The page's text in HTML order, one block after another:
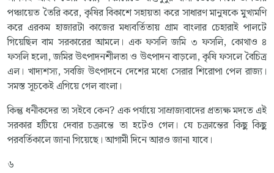
পঞ্চায়েত তৈরি করে, কৃষির বিকাশে সহায়তা করে সাধারণ মানুষকে মুখ্যমণি
করে এরকম হাজারটা কাজের মধ্যবর্তিতায় গ্রাম বাংলার চেহারাই পালটে
গিয়েছিল বাম সরকারের আমলে। এক ফসলি জমি ৩ ফসলি, কোথাও ৪
ফসলি হলো, জমির উৎপাদনশীলতা ও উৎপাদন বাড়লো, কৃষি ফসলে বৈচিত্র
এল। খাদ্যশস্য, সবজি উৎপাদনে দেশের মধ্যে সেরার শিরোপা পেল রাজ্য।
সমস্ত সূচকেই এগিয়ে গেল বাংলা।
কিন্তু ধনীকদের তা সইবে কেন? এক পর্যায়ে সাম্রাজ্যবাদের প্রত্যক্ষ মদতে এই
সরকার হটিয়ে দেবার চক্রান্তে তা হটেও গেল। যে চক্রান্তের কিছু কিছু
পরবর্তিকালে জানা গিয়েছে। আগামী দিনে আরও জানা যাবে।
৬